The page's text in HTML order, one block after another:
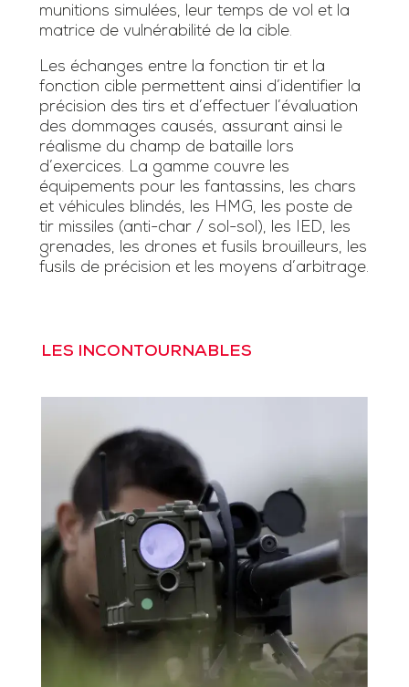
munitions simulées, leur temps de vol et la
matrice de vulnérabilité de la cible.
Les échanges entre la fonction tir et la
fonction cible permettent ainsi d’identifier la
précision des tirs et d’effectuer l’évaluation
des dommages causés, assurant ainsi le
réalisme du champ de bataille lors
d’exercices. La gamme couvre les
équipements pour les fantassins, les chars
et véhicules blindés, les HMG, les poste de
tir missiles (anti-char / sol-sol), les IED, les
grenades, les drones et fusils brouilleurs, les
fusils de précision et les moyens d’arbitrage.
LES INCONTOURNABLES